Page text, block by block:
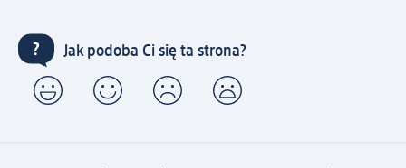
Jak podoba Ci się ta strona?